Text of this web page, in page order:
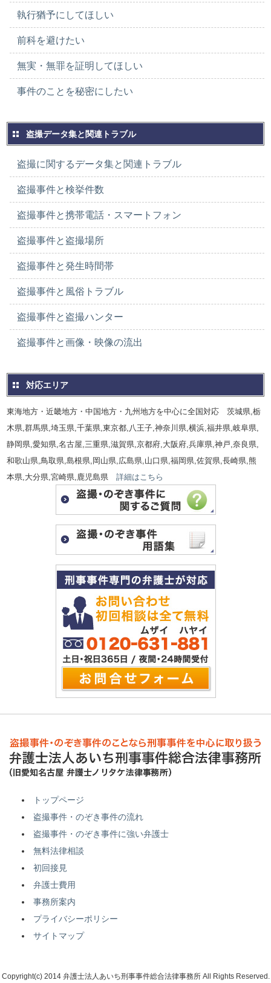
執行猶予にしてほしい
前科を避けたい
無実・無罪を証明してほしい
事件のことを秘密にしたい
盗撮データ集と関連トラブル
盗撮に関するデータ集と関連トラブル
盗撮事件と検挙件数
盗撮事件と携帯電話・スマートフォン
盗撮事件と盗撮場所
盗撮事件と発生時間帯
盗撮事件と風俗トラブル
盗撮事件と盗撮ハンター
盗撮事件と画像・映像の流出
対応エリア
東海地方・近畿地方・中国地方・九州地方を中心に全国対応 茨城県,栃
木県,群馬県,埼玉県,千葉県,東京都,八王子,神奈川県,横浜,福井県,岐阜県,
静岡県,愛知県,名古屋,三重県,滋賀県,京都府,大阪府,兵庫県,神戸,奈良県,
和歌山県,鳥取県,島根県,岡山県,広島県,山口県,福岡県,佐賀県,長崎県,熊
本県,大分県,宮崎県,鹿児島県詳細はこちら
トップページ
盗撮事件・のぞき事件の流れ
盗撮事件・のぞき事件に強い弁護士
無料法律相談
初回接見
弁護士費用
事務所案内
プライバシーポリシー
サイトマップ
Copyright(c) 2014 弁護士法人あいち刑事事件総合法律事務所 All Rights Reserved.